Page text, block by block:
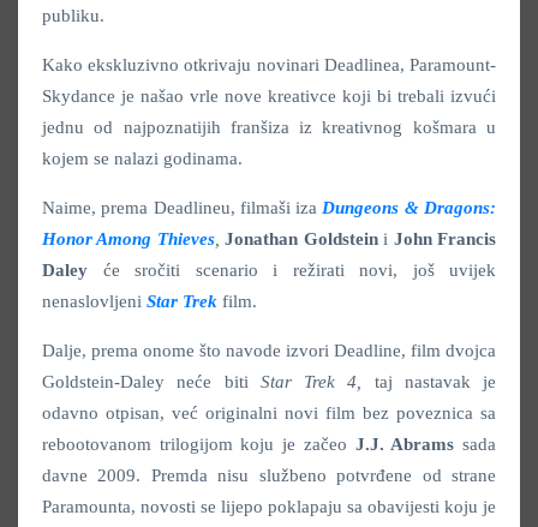
publiku.
Kako ekskluzivno otkrivaju novinari Deadlinea, Paramount-
Skydance je našao vrle nove kreativce koji bi trebali izvući
jednu od najpoznatijih franšiza iz kreativnog košmara u
kojem se nalazi godinama.
Naime, prema Deadlineu, filmaši izaDungeons & Dragons:
Honor Among Thieves,Jonathan Goldsteini John Francis
Daley će sročiti scenario i režirati novi, još uvijek
nenaslovljeni Star Trek film.
Dalje, prema onome što navode izvori Deadline, film dvojca
Goldstein-Daley neće biti Star Trek 4, taj nastavak je
odavno otpisan, već originalni novi film bez poveznica sa
rebootovanom trilogijom koju je začeo J.J. Abramssada
davne 2009. Premda nisu službeno potvrđene od strane
Paramounta, novosti se lijepo poklapaju sa obavijesti koju je